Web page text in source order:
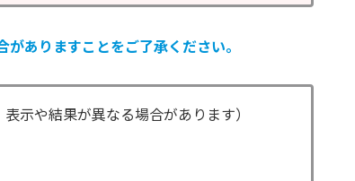
ありますことをご了承ください。
示や結果が異なる場合があります）